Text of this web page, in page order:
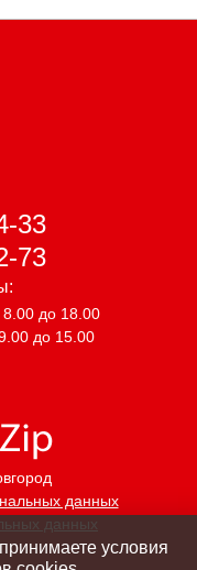
данных
данных
33
73
8.00 до 18.00
до 15.00
условия